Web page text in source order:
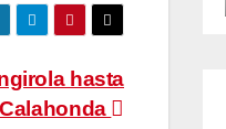
hasta